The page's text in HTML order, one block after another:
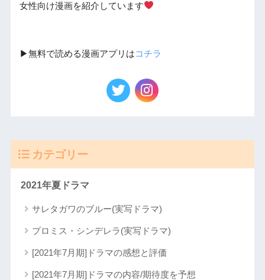
女性向け漫画を紹介しています
▶︎無料で読める漫画アプリはコチラ
カテゴリー
2021年夏ドラマ
サレタガワのブルー(実写ドラマ)
プロミス・シンデレラ(実写ドラマ)
[2021年7月期]ドラマの感想と評価
[2021年7月期]ドラマの内容/期待度を予想